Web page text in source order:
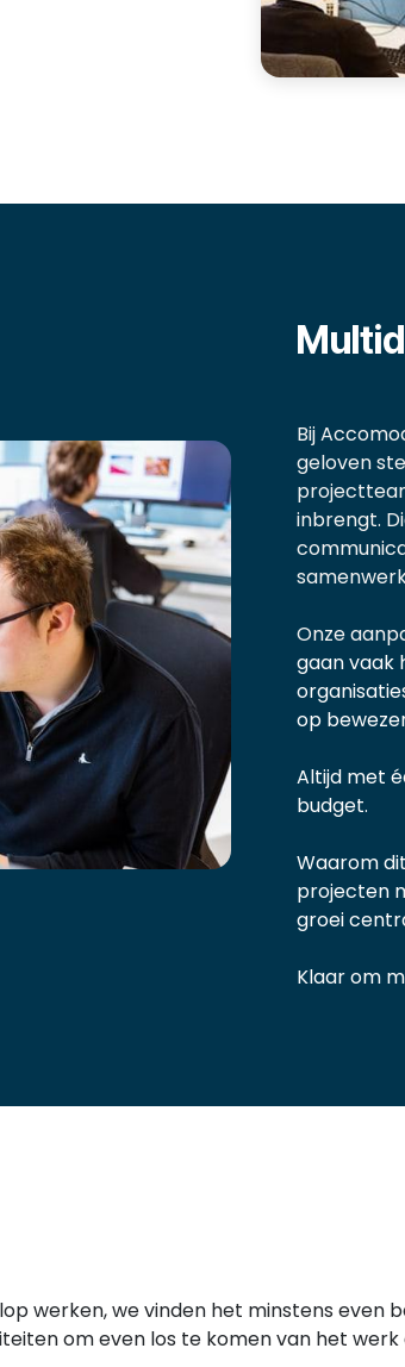
Bij
geloven
inbrengt.
​Onze
gaan vaak
op
Altijd met
budget.
Waarom
projecten
groei
Klaar om
werken, we vinden het minstens
om even los te komen van het